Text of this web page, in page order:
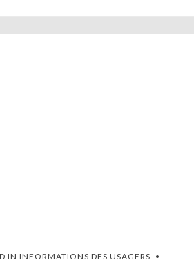
IN INFORMATIONS DES USAGERS